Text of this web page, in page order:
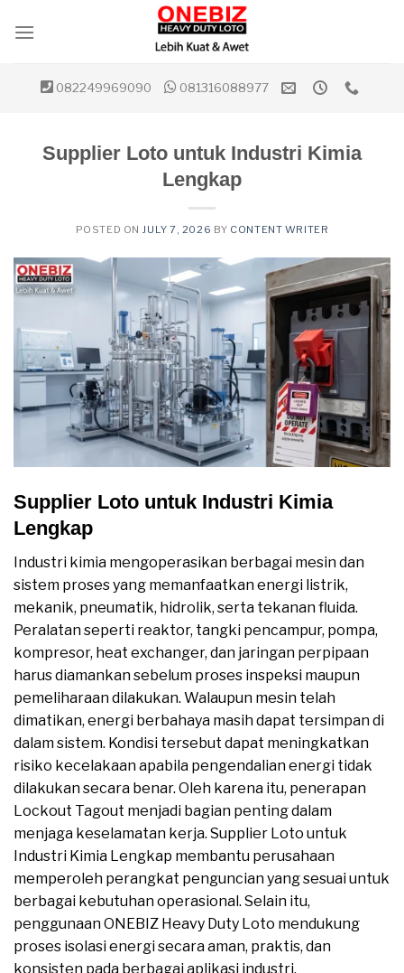
082249969090 081316088977
Supplier Loto untuk Industri Kimia
Lengkap
POSTED ON JULY 7, 2026 BY CONTENT WRITER
Supplier Loto untuk Industri Kimia
Lengkap
Industri kimia mengoperasikan berbagai mesin dan
sistem proses yang memanfaatkan energi listrik,
mekanik, pneumatik, hidrolik, serta tekanan fluida.
Peralatan seperti reaktor, tangki pencampur, pompa,
kompresor, heat exchanger, dan jaringan perpipaan
harus diamankan sebelum proses inspeksi maupun
pemeliharaan dilakukan. Walaupun mesin telah
dimatikan, energi berbahaya masih dapat tersimpan di
dalam sistem. Kondisi tersebut dapat meningkatkan
risiko kecelakaan apabila pengendalian energi tidak
dilakukan secara benar. Oleh karena itu, penerapan
Lockout Tagout menjadi bagian penting dalam
menjaga keselamatan kerja. Supplier Loto untuk
Industri Kimia Lengkap membantu perusahaan
memperoleh perangkat penguncian yang sesuai untuk
berbagai kebutuhan operasional. Selain itu,
penggunaan ONEBIZ Heavy Duty Loto mendukung
proses isolasi energi secara aman, praktis, dan
konsisten pada berbagai aplikasi industri.